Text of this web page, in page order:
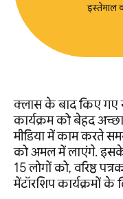
इस्तेमाल
क्लास के बाद किए गए
कार्यक्रम को बेहद
मीडिया में काम करते
को अमल में लाएंगे. इसके
15 लोगों को, वरिष्ठ
मेंटॉरशिप कार्यक्रमों के